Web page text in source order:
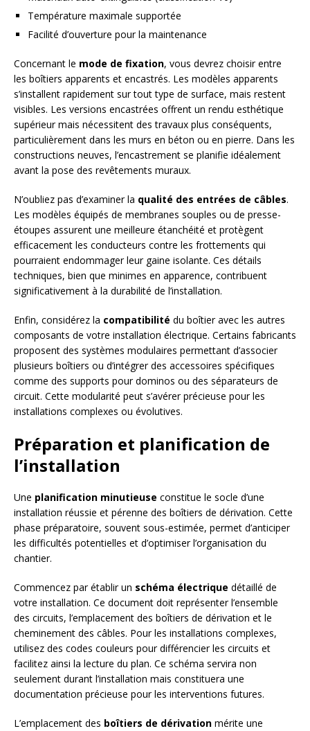
Température maximale supportée
Facilité d’ouverture pour la maintenance
Concernant le mode de fixation, vous devrez choisir entre
les boîtiers apparents et encastrés. Les modèles apparents
s’installent rapidement sur tout type de surface, mais restent
visibles. Les versions encastrées offrent un rendu esthétique
supérieur mais nécessitent des travaux plus conséquents,
particulièrement dans les murs en béton ou en pierre. Dans les
constructions neuves, l’encastrement se planifie idéalement
avant la pose des revêtements muraux.
N’oubliez pas d’examiner la qualité des entrées de câbles.
Les modèles équipés de membranes souples ou de presse-
étoupes assurent une meilleure étanchéité et protègent
efficacement les conducteurs contre les frottements qui
pourraient endommager leur gaine isolante. Ces détails
techniques, bien que minimes en apparence, contribuent
significativement à la durabilité de l’installation.
Enfin, considérez la compatibilité du boîtier avec les autres
composants de votre installation électrique. Certains fabricants
proposent des systèmes modulaires permettant d’associer
plusieurs boîtiers ou d’intégrer des accessoires spécifiques
comme des supports pour dominos ou des séparateurs de
circuit. Cette modularité peut s’avérer précieuse pour les
installations complexes ou évolutives.
Préparation et planification de
l’installation
Une planification minutieuse constitue le socle d’une
installation réussie et pérenne des boîtiers de dérivation. Cette
phase préparatoire, souvent sous-estimée, permet d’anticiper
les difficultés potentielles et d’optimiser l’organisation du
chantier.
Commencez par établir un schéma électrique détaillé de
votre installation. Ce document doit représenter l’ensemble
des circuits, l’emplacement des boîtiers de dérivation et le
cheminement des câbles. Pour les installations complexes,
utilisez des codes couleurs pour différencier les circuits et
facilitez ainsi la lecture du plan. Ce schéma servira non
seulement durant l’installation mais constituera une
documentation précieuse pour les interventions futures.
L’emplacement des boîtiers de dérivation mérite une